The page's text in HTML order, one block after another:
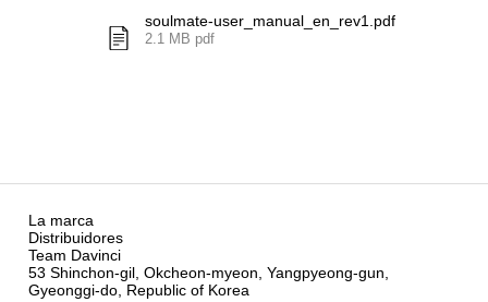
soulmate-user_manual_en_rev1.pdf
2.1 MB pdf
La marca
Distribuidores
Team Davinci
53 Shinchon-gil, Okcheon-myeon, Yangpyeong-gun,
Gyeonggi-do, Republic of Korea